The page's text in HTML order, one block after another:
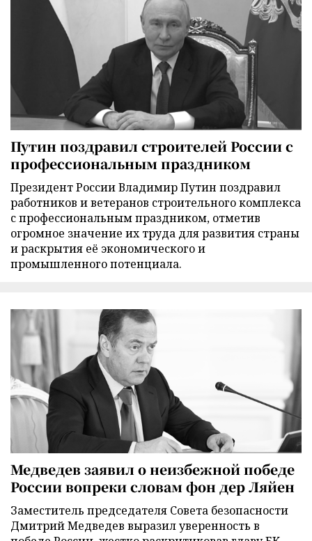
Путин поздравил строителей России с
профессиональным праздником
Президент России Владимир Путин поздравил
работников и ветеранов строительного комплекса
с профессиональным праздником, отметив
огромное значение их труда для развития страны
и раскрытия её экономического и
промышленного потенциала.
Медведев заявил о неизбежной победе
России вопреки словам фон дер Ляйен
Заместитель председателя Совета безопасности
Дмитрий Медведев выразил уверенность в